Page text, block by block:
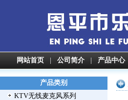
网站首页 公司简介 产品中心
产品类别
KTV无线麦克风系列